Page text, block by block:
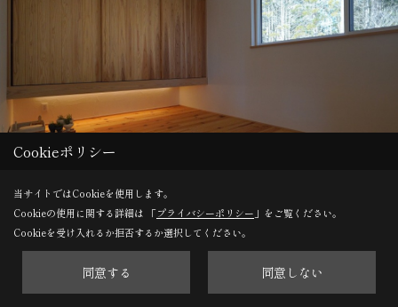
Cookieポリシー
当サイトではCookieを使用します。
Cookieの使用に関する詳細は 「プライバシーポリシー 」をご覧ください。
Cookieを受け入れるか拒否するか選択してください。
同意する 同意しない